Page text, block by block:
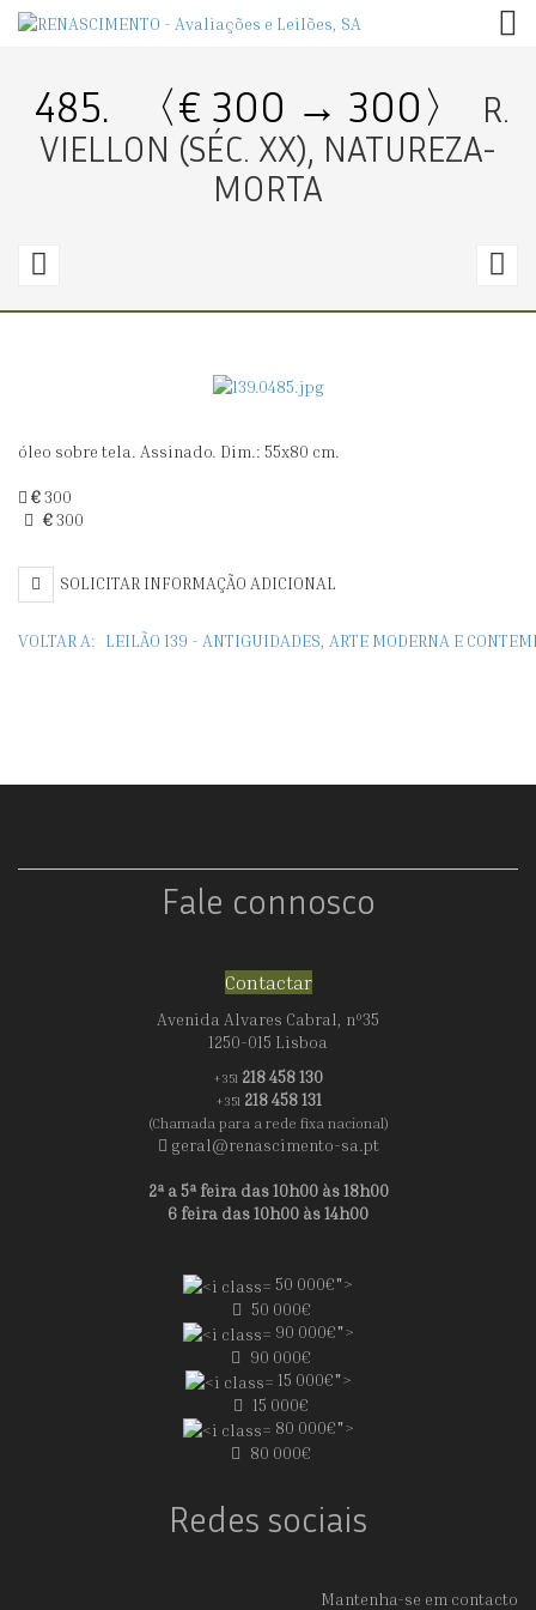
485. 〈€ 300 → 300〉
R.
VIELLON (SÉC. XX), NATUREZA-
MORTA
〈€
PORTELA
JÚNIOR
(1898-
1985),
NATUREZA-
MORTA
óleo sobre tela. Assinado. Dim.: 55x80 cm.
€300
€300
SOLICITAR INFORMAÇÃO ADICIONAL
VOLTAR A: LEILÃO 139 - ANTIGUIDADES, ARTE MODERNA E
Fale connosco
Contactar
Avenida Alvares Cabral, nº35
1250-015 Lisboa
+351 218 458 130
+351 218 458 131
(Chamada para a rede fixa nacional)
geral@renascimento-sa.pt
2ª a 5ª feira das 10h00 às 18h00
6 feira das 10h00 às 14h00
50 000€">
50 000€
90 000€">
90 000€
15 000€">
15 000€
80 000€">
80 000€
Redes sociais
Mantenha-se em contacto